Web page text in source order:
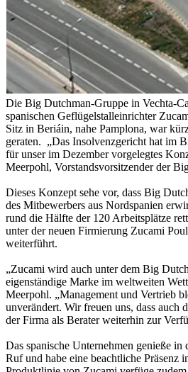
Die Big Dutchman-Gruppe in Vechta-
spanischen Geflügelstalleinrichter
Sitz in Beriáin, nahe Pamplona, war
geraten. „Das Insolvenzgericht hat im
für unser im Dezember vorgelegtes
Meerpohl, Vorstandsvorsitzender der
Dieses Konzept sehe vor, dass Big
des Mitbewerbers aus Nordspanien
rund die Hälfte der 120 Arbeitsplätze
unter der neuen Firmierung Zucami
weiterführt.
„Zucami wird auch unter dem Big
eigenständige Marke im weltweiten
Meerpohl. „Management und Vertrieb
unverändert. Wir freuen uns, dass auch
der Firma als Berater weiterhin zur
Das spanische Unternehmen genieße in
Ruf und habe eine beachtliche Präsenz